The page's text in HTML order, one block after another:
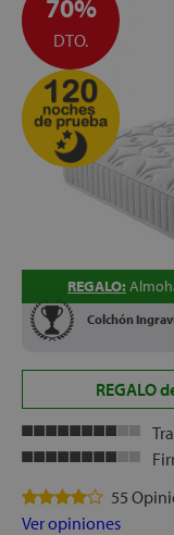
70%
DTO.
Colchón
REGALO:
REGALO
55
Ver opiniones